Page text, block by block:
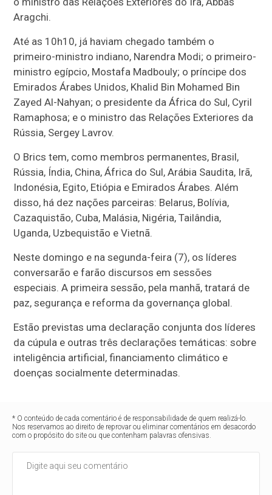
Aragchi.
Até as 10h10, já haviam chegado também o
primeiro-ministro indiano, Narendra Modi; o primeiro-
ministro egípcio, Mostafa Madbouly; o príncipe dos
Emirados Árabes Unidos, Khalid Bin Mohamed Bin
Zayed Al-Nahyan; o presidente da África do Sul, Cyril
Ramaphosa; e o ministro das Relações Exteriores da
Rússia, Sergey Lavrov.
O Brics tem, como membros permanentes, Brasil,
Rússia, Índia, China, África do Sul, Arábia Saudita, Irã,
Indonésia, Egito, Etiópia e Emirados Árabes. Além
disso, há dez nações parceiras: Belarus, Bolívia,
Cazaquistão, Cuba, Malásia, Nigéria, Tailândia,
Uganda, Uzbequistão e Vietnã.
Neste domingo e na segunda-feira (7), os líderes
conversarão e farão discursos em sessões
especiais. A primeira sessão, pela manhã, tratará de
paz, segurança e reforma da governança global.
Estão previstas uma declaração conjunta dos líderes
da cúpula e outras três declarações temáticas: sobre
inteligência artificial, financiamento climático e
doenças socialmente determinadas.
* O conteúdo de cada comentário é de responsabilidade de quem realizá-lo.
Nos reservamos ao direito de reprovar ou eliminar comentários em desacordo
com o propósito do site ou que contenham palavras ofensivas.